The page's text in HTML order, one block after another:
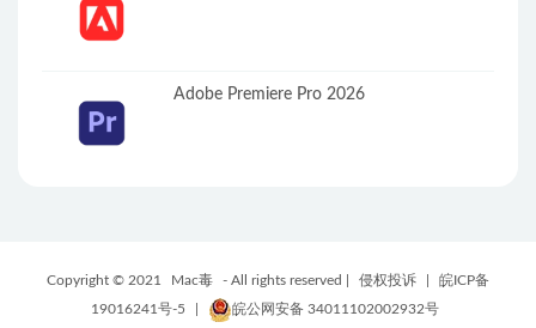
Adobe Premiere Pro 2026
Copyright © 2021 Mac毒 - All rights reserved | 侵权投诉
皖ICP备
19016241号-5
皖公网安备 34011102002932号